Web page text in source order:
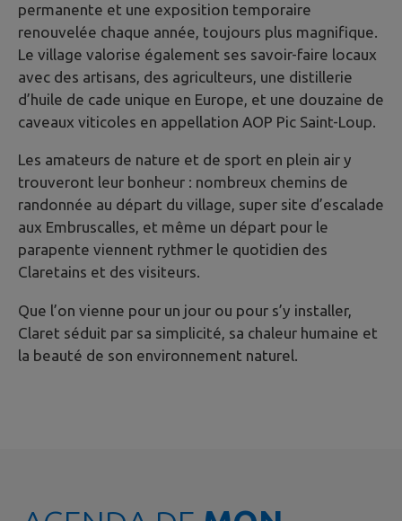
permanente et une exposition temporaire
renouvelée chaque année, toujours plus magnifique.
Le village valorise également ses savoir-faire locaux
avec des artisans, des agriculteurs, une distillerie
d’huile de cade unique en Europe, et une douzaine de
caveaux viticoles en appellation AOP Pic Saint-Loup.
Les amateurs de nature et de sport en plein air y
trouveront leur bonheur : nombreux chemins de
randonnée au départ du village, super site d’escalade
aux Embruscalles, et même un départ pour le
parapente viennent rythmer le quotidien des
Claretains et des visiteurs.
Que l’on vienne pour un jour ou pour s’y installer,
Claret séduit par sa simplicité, sa chaleur humaine et
la beauté de son environnement naturel.